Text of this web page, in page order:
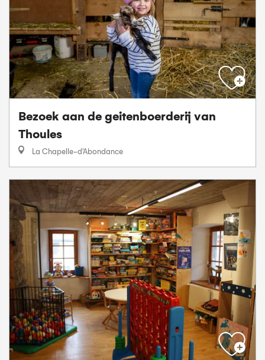
Bezoek aan de geitenboerderij van
Thoules
La Chapelle-d'Abondance